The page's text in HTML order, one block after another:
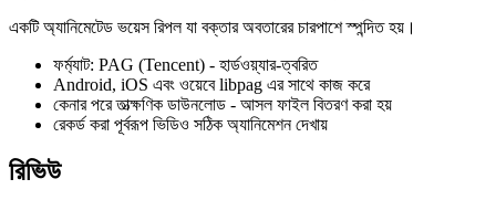
একটি অ্যানিমেটেড ভয়েস রিপল যা বক্তার অবতারের চারপাশে স্পন্দিত হয়।
ফর্ম্যাট: PAG (Tencent) - হার্ডওয়্যার-ত্বরিত
Android, iOS এবং ওয়েবে libpag এর সাথে কাজ করে
কেনার পরে তাত্ক্ষণিক ডাউনলোড - আসল ফাইল বিতরণ করা হয়
রেকর্ড করা পূর্বরূপ ভিডিও সঠিক অ্যানিমেশন দেখায়
রিভিউ